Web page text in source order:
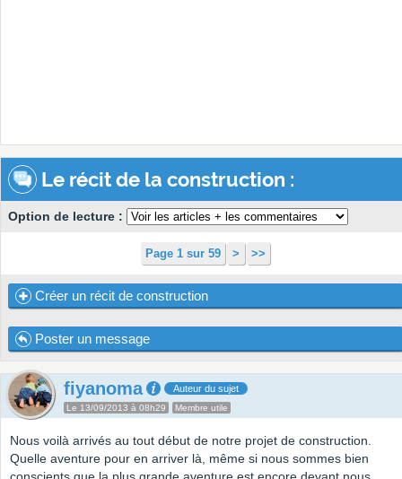
Le récit de la construction :
Option de lecture :
Page 1 sur 59 > >>
Créer un récit de construction
Poster un message
fiyanoma Auteur du sujet
Le 13/09/2013 à 08h29 Membre utile
Nous voilà arrivés au tout début de notre projet de construction.
Quelle aventure pour en arriver là, même si nous sommes bien